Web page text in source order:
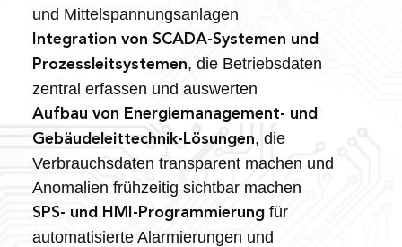
und Mittelspannungsanlagen
Integration von SCADA-Systemen und
Prozessleitsystemen, die Betriebsdaten
zentral erfassen und auswerten
Aufbau von Energiemanagement- und
Gebäudeleittechnik-Lösungen, die
Verbrauchsdaten transparent machen und
Anomalien frühzeitig sichtbar machen
SPS- und HMI-Programmierungfür
automatisierte Alarmierungen und